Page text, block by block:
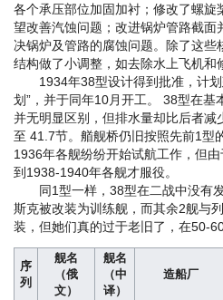
各个承压部位加固加衬；修改了螺旋
望改善汽蚀问题；改进锅炉管路截面
决锅炉及管路的腐蚀问题。除了这些
结构做了小调整，如去除水上飞机和
1934年38型设计得到批准，计划
划”，并于同年10月开工。 38型在基
并无明显区别，但排水量却比后者
至 41.7节。艏舰桥仍旧按照先前1型
1936年各舰纷纷开始试航工作，但
到1938-1940年各舰才服役。
同1型一样，38型在二战中没有发
斯克被改装为训练舰，而其余2舰与
装，但她们真的过于老旧了，在50-
序
列
舰名
（俄
文）
舰名
（中
译）
造船厂